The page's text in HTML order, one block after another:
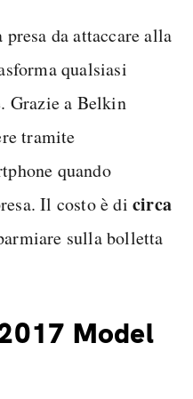
presa da attaccare alla
qualsiasi
Grazie a Belkin
tramite
quando
Il costo è dicirca
sulla bolletta
Model